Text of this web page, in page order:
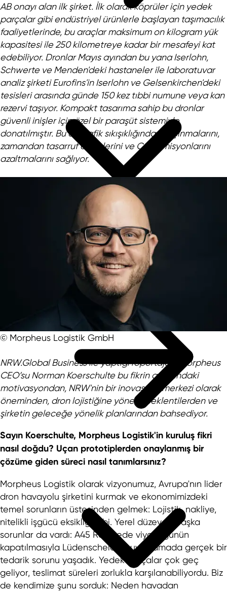
NRW'yi cazip kılan faktörler
AB onayı alan ilk şirket. İlk olarak köprüler için yedek
parçalar gibi endüstriyel ürünlerle başlayan taşımacılık
faaliyetlerinde, bu araçlar maksimum on kilogram yük
kapasitesi ile 250 kilometreye kadar bir mesafeyi kat
edebiliyor. Dronlar Mayıs ayından bu yana Iserlohn,
Schwerte ve Menden'deki hastaneler ile laboratuvar
analiz şirketi Eurofins'in Iserlohn ve Gelsenkirchen'deki
tesisleri arasında günde 150 kez tıbbi numune veya kan
rezervi taşıyor. Kompakt tasarıma sahip bu dronlar
güvenli inişler için özel bir paraşüt sistemiyle
donatılmıştır. Bu da trafik sıkışıklığından kaçınmalarını,
zamandan tasarruf etmelerini ve CO₂ emisyonlarını
azaltmalarını sağlıyor.
© Morpheus Logistik GmbH
NRW.Global Business ile yaptığı röportajda, Morpheus
CEO’su Norman Koerschulte bu fikrin arkasındaki
motivasyondan, NRW'nin bir inovasyon merkezi olarak
öneminden, dron lojistiğine yönelik beklentilerden ve
şirketin geleceğe yönelik planlarından bahsediyor.
Sayın Koerschulte, Morpheus Logistik'in kuruluş fikri
nasıl doğdu? Uçan prototiplerden onaylanmış bir
çözüme giden süreci nasıl tanımlarsınız?
Morpheus Logistik olarak vizyonumuz, Avrupa'nın lider
dron havayolu şirketini kurmak ve ekonomimizdeki
temel sorunların üstesinden gelmek: Lojistik, nakliye,
nitelikli işgücü eksikliği gibi. Yerel düzeyde başka
sorunlar da vardı: A45 Rahmede viyadüğünün
kapatılmasıyla Lüdenscheid'da uygulamada gerçek bir
tedarik sorunu yaşadık. Yedek parçalar çok geç
geliyor, teslimat süreleri zorlukla karşılanabiliyordu. Biz
de kendimize şunu sorduk: Neden havadan